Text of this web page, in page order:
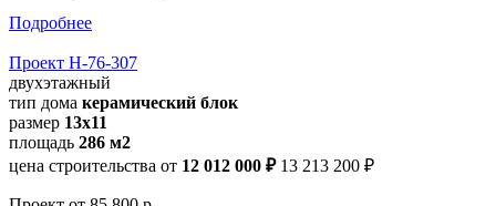
Подробнее
Проект Н-76-307
двухэтажный
тип дома керамический блок
размер 13x11
площадь 286 м2
цена строительства от 12 012 000 ₽ 13 213 200 ₽